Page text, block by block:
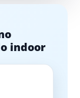
indoor